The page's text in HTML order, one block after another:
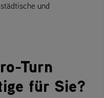
und
Turn
für Sie?